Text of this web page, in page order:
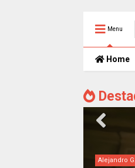
Menu
Home
Alejandro